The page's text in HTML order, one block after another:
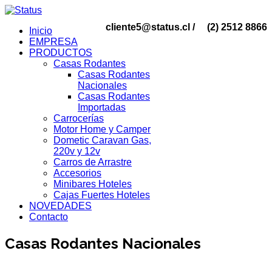
cliente5@status.cl / (2) 2512 8866
Inicio
EMPRESA
PRODUCTOS
Casas Rodantes
Casas Rodantes
Nacionales
Casas Rodantes
Importadas
Carrocerías
Motor Home y Camper
Dometic Caravan Gas,
220v y 12v
Carros de Arrastre
Accesorios
Minibares Hoteles
Cajas Fuertes Hoteles
NOVEDADES
Contacto
Casas Rodantes Nacionales